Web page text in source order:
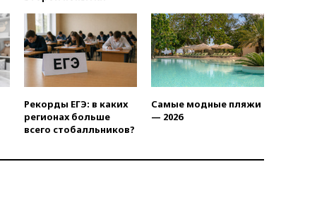
Rights Foundation
вчера, 21:35«Аэрофлот»
отменяет часть рейсов в Сочи
и Геленджик
вчера, 21:25Руслан Терновой
выиграл золото чемпионата
Европы в прыжках с 10-
метровой вышки
обращений о прекращении
Рекорды ЕГЭ: в каких
регионах больше
всего стобалльников?
Самые модные пляжи
— 2026